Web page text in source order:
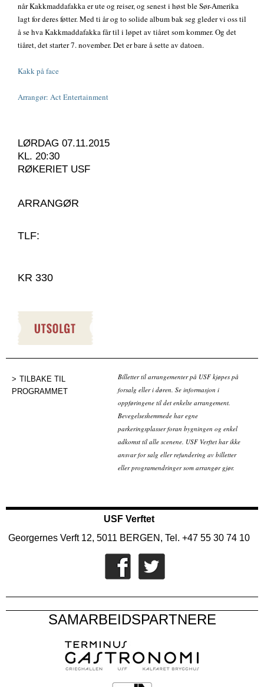
når Kakkmaddafakka er ute og reiser, og senest i høst ble Sør-Amerika
lagt for deres føtter. Med ti år og to solide album bak seg gleder vi oss til
å se hva Kakkmaddafakka får til i løpet av tiåret som kommer. Og det
tiåret, det starter 7. november. Det er bare å sette av datoen.
Kakk på face
Arrangør: Act Entertainment
LØRDAG 07.11.2015
KL. 20:30
RØKERIET USF
ARRANGØR
TLF:
KR 330
TILBAKE TIL
PROGRAMMET
Billetter til arrangementer på USF kjøpes på
forsalg eller i døren. Se informasjon i
oppføringene til det enkelte arrangement.
Bevegelseshemmede har egne
parkeringsplasser foran bygningen og enkel
adkomst til alle scenene. USF Verftet har ikke
ansvar for salg eller refundering av billetter
eller programendringer som arrangør gjør.
USF Verftet
Georgernes Verft 12, 5011 BERGEN, Tel. +47 55 30 74 10
SAMARBEIDSPARTNERE